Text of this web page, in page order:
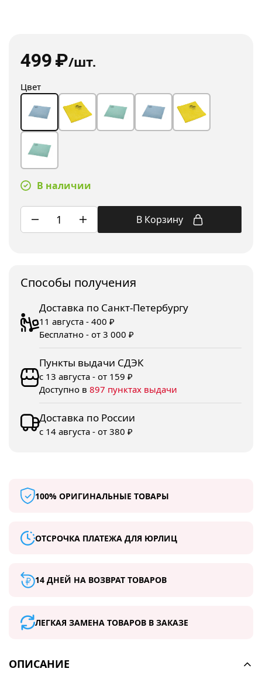
499₽/шт.
Цвет
В наличии
В Корзину
Споcобы получения
Доставка по Санкт-Петербургу
11 августа - 400 ₽
Бесплатно - от 3 000 ₽
Пункты выдачи СДЭК
с 13 августа - от 159 ₽
Доступно в 897 пунктах выдачи
Доставка по России
с 14 августа - от 380 ₽
100% ОРИГИНАЛЬНЫЕ ТОВАРЫ
ОТСРОЧКА ПЛАТЕЖА ДЛЯ ЮРЛИЦ
14 ДНЕЙ НА ВОЗВРАТ ТОВАРОВ
ЛЕГКАЯ ЗАМЕНА ТОВАРОВ В ЗАКАЗЕ
ОПИСАНИЕ